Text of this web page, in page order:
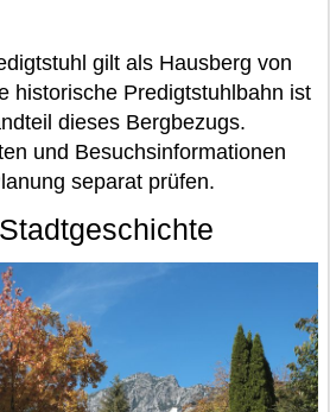
gilt als Hausberg von
historische Predigtstuhlbahn ist
dieses Bergbezugs.
und Besuchsinformationen
separat prüfen.